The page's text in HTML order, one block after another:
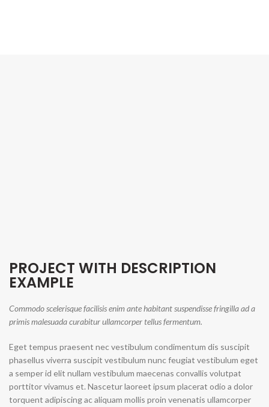
PROJECT WITH DESCRIPTION
EXAMPLE
Commodo scelerisque facilisis enim ante habitant suspendisse fringilla ad a
primis malesuada curabitur ullamcorper tellus fermentum.
Eget tempus praesent nec vestibulum condimentum dis suscipit
phasellus viverra suscipit vestibulum nunc feugiat vestibulum eget
a semper id elit nullam vestibulum maecenas convallis volutpat
porttitor vivamus et. Nascetur laoreet ipsum placerat odio a dolor
torquent adipiscing ac aliquam mollis proin venenatis ullamcorper